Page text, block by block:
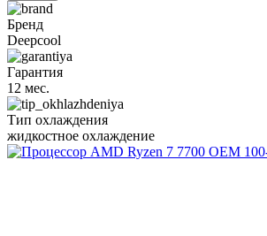
Бренд
Deepcool
Гарантия
12 мес.
Тип охлаждения
жидкостное охлаждение